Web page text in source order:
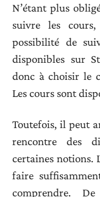
N’étant plus
suivre les
possibilité de
disponibles sur
donc à choisir le
Les cours sont
Toutefois, il peut
rencontre des
certaines notions.
faire
comprendre.